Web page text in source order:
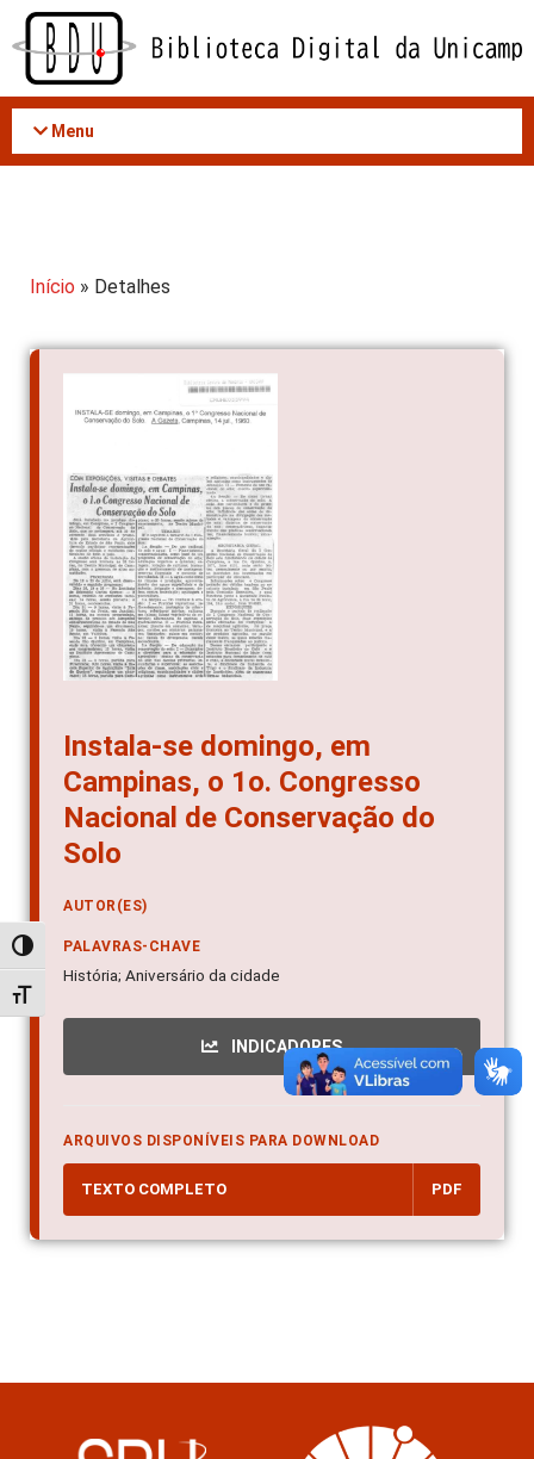
Acessar
conteúdo
Alternar alto contraste
Alternar tamanho da fonte
Menu
Início » Detalhes
Instala-se domingo, em
Campinas, o 1o. Congresso
Nacional de Conservação do
Solo
AUTOR(ES)
PALAVRAS-CHAVE
História; Aniversário da cidade
INDICADORES
ARQUIVOS DISPONÍVEIS PARA DOWNLOAD
TEXTO COMPLETO PDF